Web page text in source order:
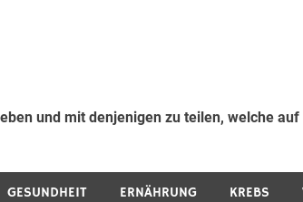
und mit denjenigen zu teilen, welche
GESUNDHEIT ERNÄHRUNG KREBS